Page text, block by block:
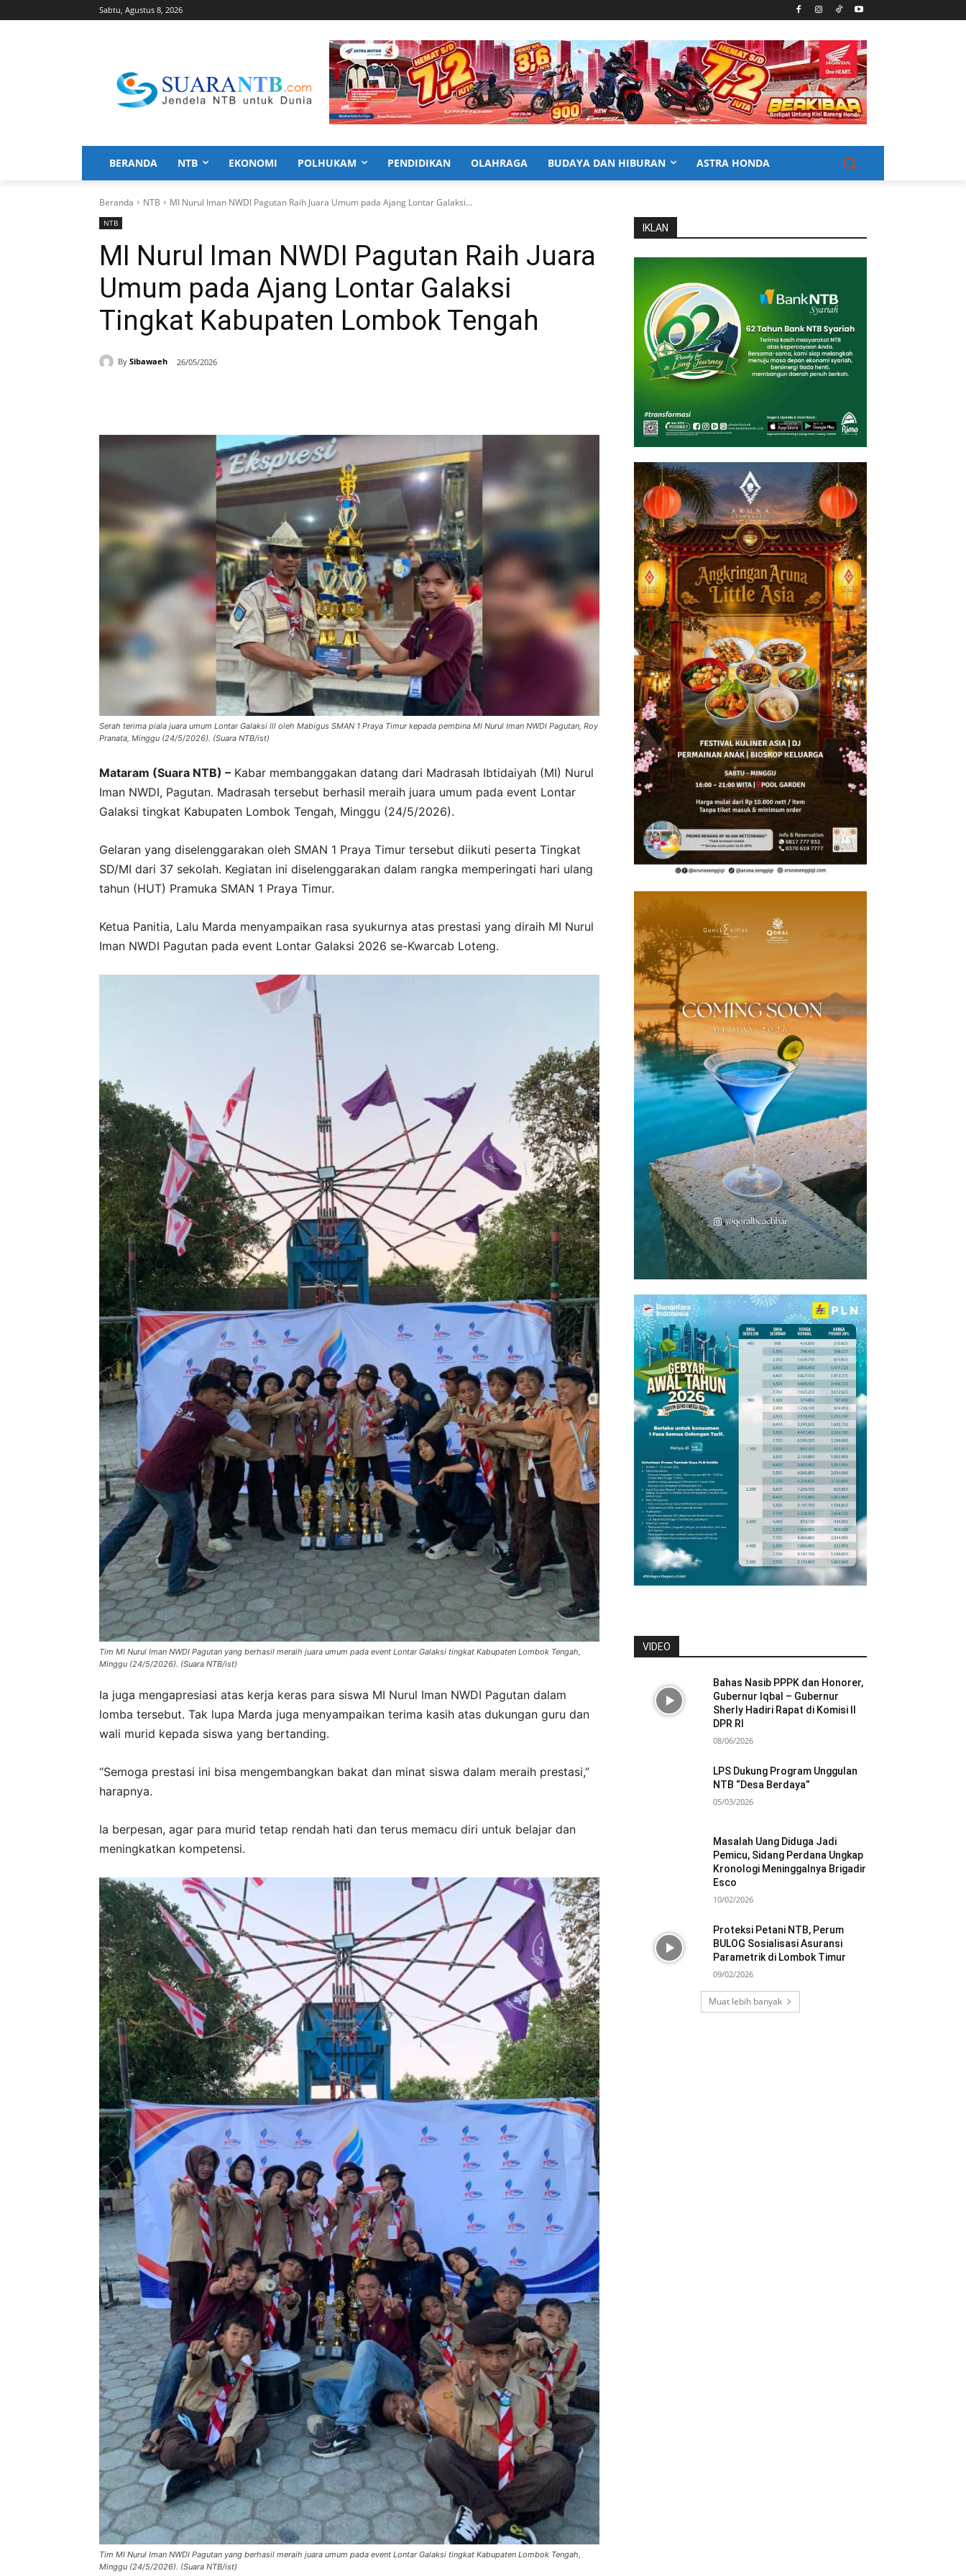
Sabtu, Agustus 8, 2026
BERANDA NTB EKONOMI POLHUKAM PENDIDIKAN OLAHRAGA BUDAYA DAN HIBURAN ASTRA HONDA
Beranda NTB MI Nurul Iman NWDI Pagutan Raih Juara Umum pada Ajang Lontar Galaksi...
NTB
MI Nurul Iman NWDI Pagutan Raih Juara
Umum pada Ajang Lontar Galaksi
Tingkat Kabupaten Lombok Tengah
By Sibawaeh 26/05/2026
Serah terima piala juara umum Lontar Galaksi lll oleh Mabigus SMAN 1 Praya Timur kepada pembina MI Nurul Iman NWDI Pagutan, Roy
Pranata, Minggu (24/5/2026). (Suara NTB/ist)
Mataram (Suara NTB) – Kabar membanggakan datang dari Madrasah Ibtidaiyah (MI) Nurul
Iman NWDI, Pagutan. Madrasah tersebut berhasil meraih juara umum pada event Lontar
Galaksi tingkat Kabupaten Lombok Tengah, Minggu (24/5/2026).
Gelaran yang diselenggarakan oleh SMAN 1 Praya Timur tersebut diikuti peserta Tingkat
SD/MI dari 37 sekolah. Kegiatan ini diselenggarakan dalam rangka memperingati hari ulang
tahun (HUT) Pramuka SMAN 1 Praya Timur.
Ketua Panitia, Lalu Marda menyampaikan rasa syukurnya atas prestasi yang diraih MI Nurul
Iman NWDI Pagutan pada event Lontar Galaksi 2026 se-Kwarcab Loteng.
Tim MI Nurul Iman NWDI Pagutan yang berhasil meraih juara umum pada event Lontar Galaksi tingkat Kabupaten Lombok Tengah,
Minggu (24/5/2026). (Suara NTB/ist)
Ia juga mengapresiasi atas kerja keras para siswa MI Nurul Iman NWDI Pagutan dalam
lomba tersebut. Tak lupa Marda juga menyampaikan terima kasih atas dukungan guru dan
wali murid kepada siswa yang bertanding.
“Semoga prestasi ini bisa mengembangkan bakat dan minat siswa dalam meraih prestasi,”
harapnya.
Ia berpesan, agar para murid tetap rendah hati dan terus memacu diri untuk belajar dan
meningkatkan kompetensi.
Tim MI Nurul Iman NWDI Pagutan yang berhasil meraih juara umum pada event Lontar Galaksi tingkat Kabupaten Lombok Tengah,
Minggu (24/5/2026). (Suara NTB/ist)
IKLAN
VIDEO
Bahas Nasib PPPK dan Honorer,
Gubernur Iqbal – Gubernur
Sherly Hadiri Rapat di Komisi II
DPR RI
08/06/2026
LPS Dukung Program Unggulan
NTB “Desa Berdaya”
05/03/2026
Masalah Uang Diduga Jadi
Pemicu, Sidang Perdana Ungkap
Kronologi Meninggalnya Brigadir
Esco
10/02/2026
Proteksi Petani NTB, Perum
BULOG Sosialisasi Asuransi
Parametrik di Lombok Timur
09/02/2026
Muat lebih banyak